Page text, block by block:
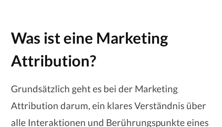
Was ist eine Marketing
Attribution?
Grundsätzlich geht es bei der Marketing
Attribution darum, ein klares Verständnis über
alle Interaktionen und Berührungspunkte eines